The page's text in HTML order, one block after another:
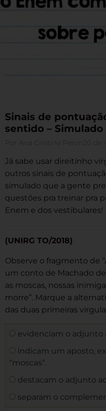
Sinais de
sentido –
Já sabe usar direitinho
outros sinais de
simulado que a gente
questões pra treinar pra
Enem e dos vestibulares!
(UNIRG TO/2018)
Observe o fragmento de
um conto de Machado de
as moscas, nossas
morre”. Marque a
das duas primeiras
evidenciam o adjunto
indicam um aposto,
“moscas”.
destacam o adjunto
separam o